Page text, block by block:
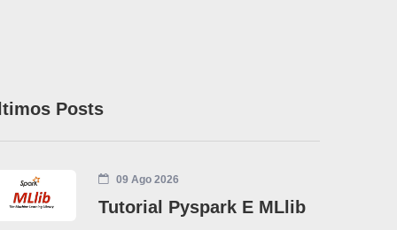
Posts
09 Ago 2026
Tutorial Pyspark E MLlib